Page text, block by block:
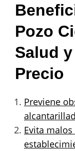
Pozo
Salud
Precio
Previene
Evita